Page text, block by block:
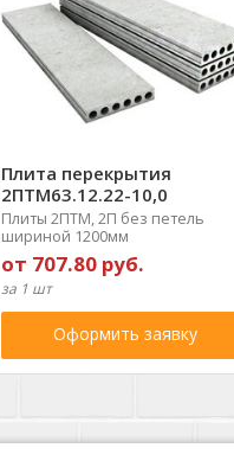
Плита перекрытия
2ПТМ63.12.22-10,0
Плиты 2ПТМ, 2П без петель
шириной 1200мм
от 707.80 руб.
за 1 шт
Оформить заявку